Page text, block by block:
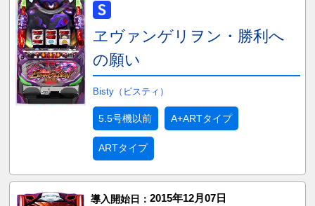
ヱヴァンゲリヲン・勝利へ
の願い
Bisty（ビスティ）
5.5号機以前 A+ARTタイプ
ARTタイプ
導入開始日： 2015年12月07日